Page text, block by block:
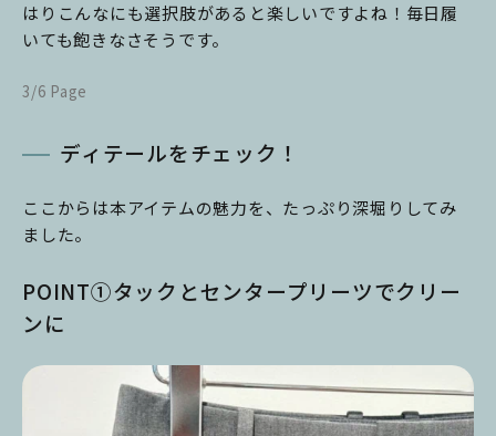
はりこんなにも選択肢があると楽しいですよね！毎日履
いても飽きなさそうです。
3/6 Page
ディテールをチェック！
ここからは本アイテムの魅力を、たっぷり深堀りしてみ
ました。
POINT①タックとセンタープリーツでクリー
ンに